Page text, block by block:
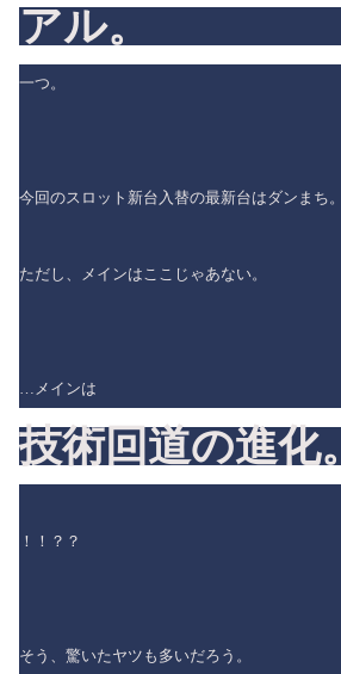
アル。
一つ。
今回のスロット新台入替の最新台はダンまち。
ただし、メインはここじゃあない。
…メインは
技術回道の進化。
！！？？
そう、驚いたヤツも多いだろう。